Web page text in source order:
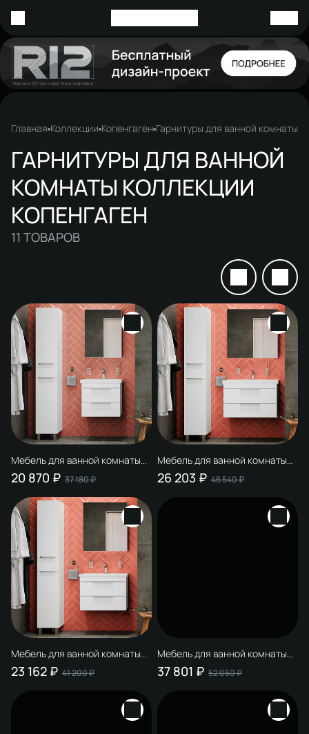
Главная Коллекции Копенгаген Гарнитуры для ванной комнаты
ГАРНИТУРЫ ДЛЯ ВАННОЙ
КОМНАТЫ КОЛЛЕКЦИИ
КОПЕНГАГЕН
11 ТОВАРОВ
Мебель для ванной комнаты
STWORKI Копенгаген 60 белая,
подвесная, в современном
стиле, российская (гарнитур,
комплект)
20 870 ₽ 37 180 ₽
Мебель для ванной комнаты
STWORKI Копенгаген 80 белая,
в современном стиле,
26 203 ₽ 46 540 ₽
Мебель для ванной комнаты
STWORKI Копенгаген 70 белая,
подвесная, в современном
23 162 ₽ 41 200 ₽
Мебель для ванной комнаты
STWORKI Копенгаген 60 белая,
с раковиной STWORKI Moduo
37 801 ₽ 52 050 ₽